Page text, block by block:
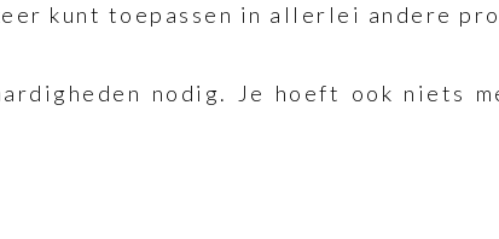
kunt toepassen in allerlei andere
nodig. Je hoeft ook niets